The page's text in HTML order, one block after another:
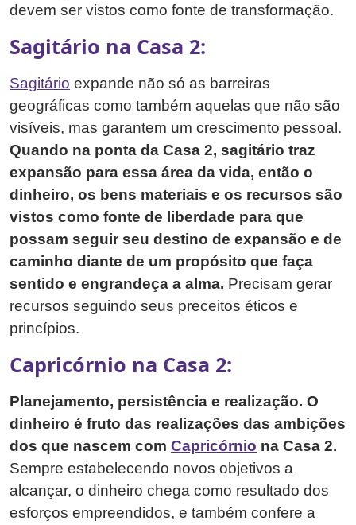
devem ser vistos como fonte de transformação.
Sagitário na Casa 2:
Sagitário expande não só as barreiras
geográficas como também aquelas que não são
visíveis, mas garantem um crescimento pessoal.
Quando na ponta da Casa 2, sagitário traz
expansão para essa área da vida, então o
dinheiro, os bens materiais e os recursos são
vistos como fonte de liberdade para que
possam seguir seu destino de expansão e de
caminho diante de um propósito que faça
sentido e engrandeça a alma. Precisam gerar
recursos seguindo seus preceitos éticos e
princípios.
Capricórnio na Casa 2:
Planejamento, persistência e realização. O
dinheiro é fruto das realizações das ambições
dos que nascem com Capricórnio na Casa 2.
Sempre estabelecendo novos objetivos a
alcançar, o dinheiro chega como resultado dos
esforços empreendidos, e também confere a